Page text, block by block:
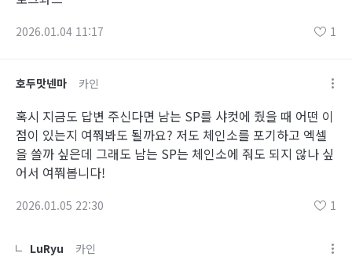
2026.01.04 11:17 1
호두맛넨마 카인
혹시 지금도 답변 주신다면 남는 SP를 샤컷에 줬을 때 어떤 이
점이 있는지 여쭤봐도 될까요? 저도 체인소를 포기하고 엑셀
을 쓸까 싶은데 그래도 남는 SP는 체인소에 줘도 되지 않나 싶
어서 여쭤봅니다!
2026.01.05 22:30 1
LuRyu 카인